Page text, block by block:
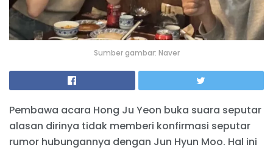
Sumber gambar: Naver
Pembawa acara Hong Ju Yeon buka suara seputar
alasan dirinya tidak memberi konfirmasi seputar
rumor hubungannya dengan Jun Hyun Moo. Hal ini